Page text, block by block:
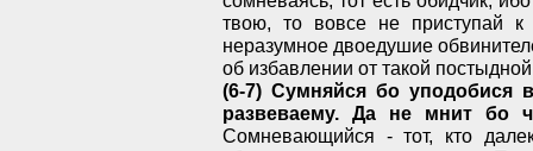
твою, то вовсе не приступай
неразумное двоедушие
об избавлении от такой
(6-7) Сумняйся бо уподобися
развеваему. Да не мнит бо
Сомневающийся - тот, кто